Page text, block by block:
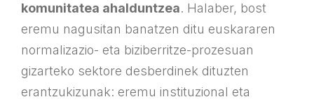
komunitatea ahalduntzea. Halaber, bost
eremu nagusitan banatzen ditu euskararen
normalizazio- eta biziberritze-prozesuan
gizarteko sektore desberdinek dituzten
erantzukizunak: eremu instituzional eta